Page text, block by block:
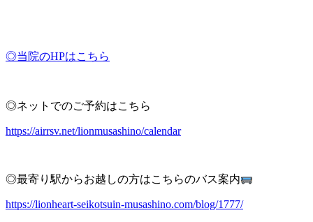
◎当院のHPはこちら
◎ネットでのご予約はこちら
https://airrsv.net/lionmusashino/calendar
◎最寄り駅からお越しの方はこちらのバス案内
https://lionheart-seikotsuin-musashino.com/blog/1777/